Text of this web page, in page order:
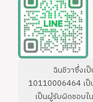
ฉินชีวาซึ่งเ
10110006464 เป็
เป็นผู้รับผิดชอบใ